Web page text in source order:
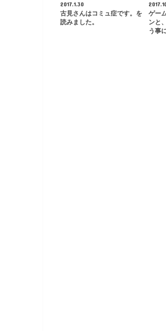
2017.1.30
古見さんはコミュ症です。を
読みました。
ゲー
ンと
う事